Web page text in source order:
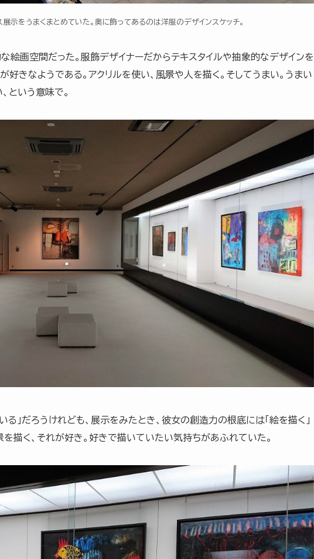
示をうまくまとめていた。奥に飾ってあるのは洋服のデザインスケッチ。
絵画空間だった。服飾デザイナーだからテキスタイルや抽象的なデザインを
きなようである。アクリルを使い、風景や人を描く。そしてうまい。うまい
という意味で。
」だろうけれども、展示をみたとき、彼女の創造力の根底には「絵を描く」
を描く、それが好き。好きで描いていたい気持ちがあふれていた。